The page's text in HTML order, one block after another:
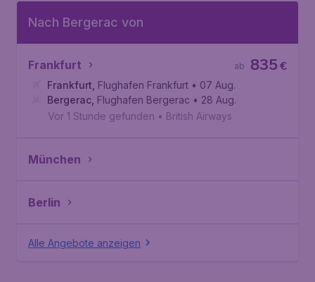
Nach Bergerac von
Frankfurt €
835
ab
Frankfurt Flughafen Frankfurt • 07 Aug.
Bergerac Flughafen Bergerac • 28 Aug.
Vor 1 Stunde gefunden • British Airways
München
Berlin
Alle Angebote anzeigen